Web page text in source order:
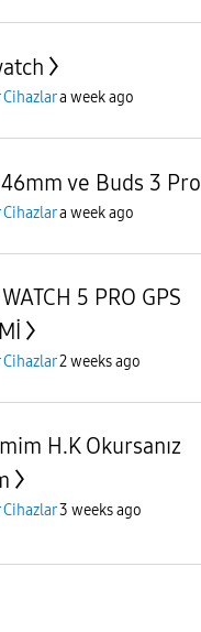
a week ago
ve Buds 3 Pro
a week ago
5 PRO GPS
2 weeks ago
H.K Okursanız
3 weeks ago